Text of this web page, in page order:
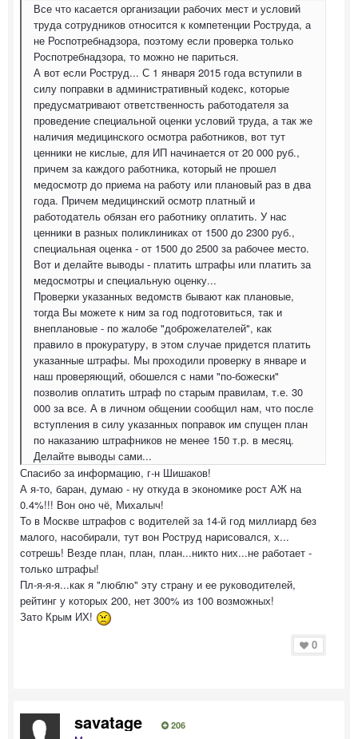
Все что касается организации рабочих мест и условий
труда сотрудников относится к компетенции Роструда, а
не Роспотребнадзора, поэтому если проверка только
Роспотребнадзора, то можно не париться.
А вот если Роструд... С 1 января 2015 года вступили в
силу поправки в административный кодекс, которые
предусматривают ответственность работодателя за
проведение специальной оценки условий труда, а так же
наличия медицинского осмотра работников, вот тут
ценники не кислые, для ИП начинается от 20 000 руб.,
причем за каждого работника, который не прошел
медосмотр до приема на работу или плановый раз в два
года. Причем медицинский осмотр платный и
работодатель обязан его работнику оплатить. У нас
ценники в разных поликлиниках от 1500 до 2300 руб.,
специальная оценка - от 1500 до 2500 за рабочее место.
Вот и делайте выводы - платить штрафы или платить за
медосмотры и специальную оценку...
Проверки указанных ведомств бывают как плановые,
тогда Вы можете к ним за год подготовиться, так и
внеплановые - по жалобе "доброжелателей", как
правило в прокуратуру, в этом случае придется платить
указанные штрафы. Мы проходили проверку в январе и
наш проверяющий, обошелся с нами "по-божески"
позволив оплатить штраф по старым правилам, т.е. 30
000 за все. А в личном общении сообщил нам, что после
вступления в силу указанных поправок им спущен план
по наказанию штрафников не менее 150 т.р. в месяц.
Делайте выводы сами...
Спасибо за информацию, г-н Шишаков!
А я-то, баран, думаю - ну откуда в экономике рост АЖ на
0.4%!!! Вон оно чё, Михалыч!
То в Москве штрафов с водителей за 14-й год миллиард без
малого, насобирали, тут вон Роструд нарисовался, х...
сотрешь! Везде план, план, план...никто них...не работает -
только штрафы!
Пл-я-я-я...как я "люблю" эту страну и ее руководителей,
рейтинг у которых 200, нет 300% из 100 возможных!
Зато Крым ИХ!
0
savatage 206